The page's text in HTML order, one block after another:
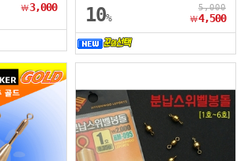
￦3,000 10%
5,000
￦4,500